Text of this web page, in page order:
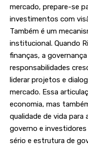
mercado, prepare-se
investimentos com
Também é um
institucional. Quando
finanças, a
responsabilidades
liderar projetos e
mercado. Essa
economia, mas
qualidade de vida para
governo e
sério e estrutura de